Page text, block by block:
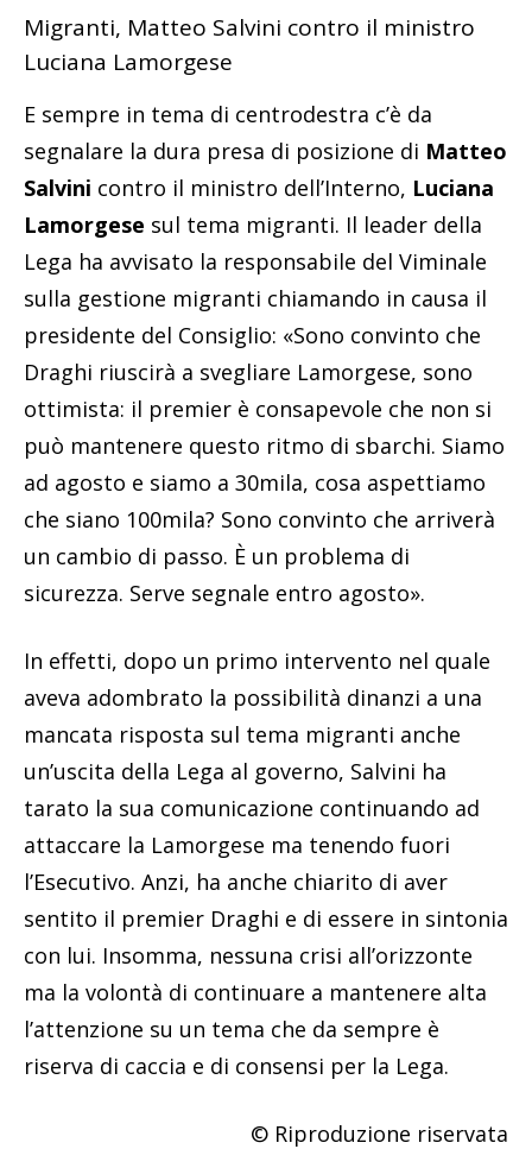
Migranti, Matteo Salvini contro il ministro
Luciana Lamorgese
E sempre in tema di centrodestra c’è da
segnalare la dura presa di posizione di Matteo
Salvini contro il ministro dell’Interno, Luciana
Lamorgese sul tema migranti. Il leader della
Lega ha avvisato la responsabile del Viminale
sulla gestione migranti chiamando in causa il
presidente del Consiglio: «Sono convinto che
Draghi riuscirà a svegliare Lamorgese, sono
ottimista: il premier è consapevole che non si
può mantenere questo ritmo di sbarchi. Siamo
ad agosto e siamo a 30mila, cosa aspettiamo
che siano 100mila? Sono convinto che arriverà
un cambio di passo. È un problema di
sicurezza. Serve segnale entro agosto».
In effetti, dopo un primo intervento nel quale
aveva adombrato la possibilità dinanzi a una
mancata risposta sul tema migranti anche
un’uscita della Lega al governo, Salvini ha
tarato la sua comunicazione continuando ad
attaccare la Lamorgese ma tenendo fuori
l’Esecutivo. Anzi, ha anche chiarito di aver
sentito il premier Draghi e di essere in sintonia
con lui. Insomma, nessuna crisi all’orizzonte
ma la volontà di continuare a mantenere alta
l’attenzione su un tema che da sempre è
riserva di caccia e di consensi per la Lega.
© Riproduzione riservata